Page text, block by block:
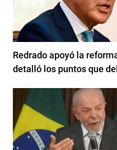
Redrado apoyó la
detalló los puntos que